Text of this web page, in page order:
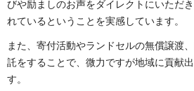
びや励ましのお声をダイレクトにいただ
れているということを実感しています。
また、寄付活動やランドセルの無償譲渡
託をすることで、微力ですが地域に貢献
す。